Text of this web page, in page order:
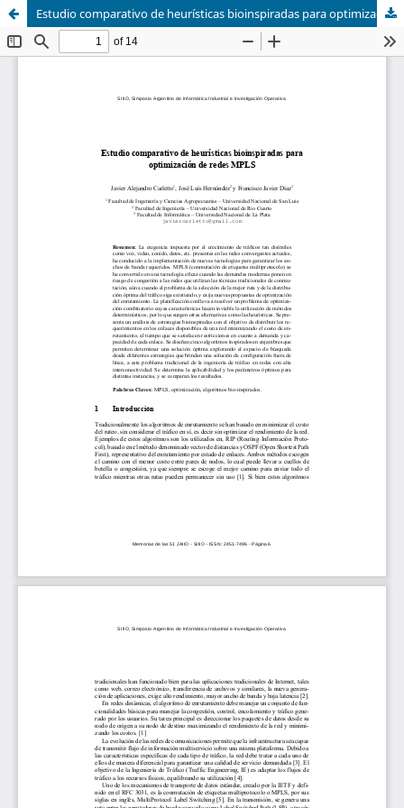
Estudio comparativo de heurísticas bioinspiradas para optimización de redes MPLS